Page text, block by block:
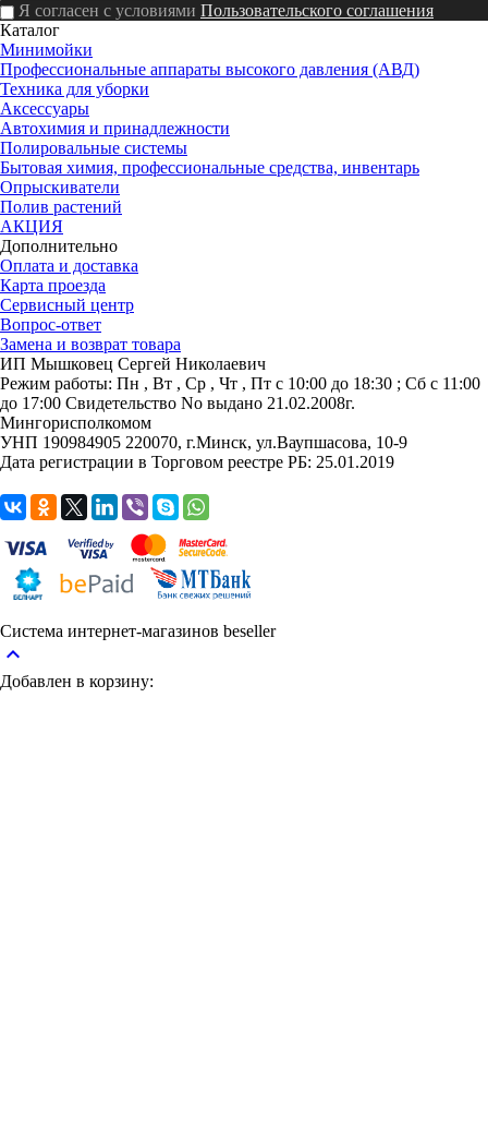
Я согласен с условиями Пользовательского соглашения
Каталог
Минимойки
Профессиональные аппараты высокого давления (АВД)
Техника для уборки
Аксессуары
Автохимия и принадлежности
Полировальные системы
Бытовая химия, профессиональные средства, инвентарь
Опрыскиватели
Полив растений
АКЦИЯ
Дополнительно
Оплата и доставка
Карта проезда
Сервисный центр
Вопрос-ответ
Замена и возврат товара
ИП Мышковец Сергей Николаевич
Режим работы: Пн , Вт , Ср , Чт , Пт c 10:00 до 18:30 ; Сб c 11:00
до 17:00 Свидетельство No выдано 21.02.2008г.
Мингорисполкомом
УНП 190984905 220070, г.Минск, ул.Ваупшасова, 10-9
Дата регистрации в Торговом реестре РБ: 25.01.2019
Система интернет-магазинов beseller
keyboard_arrow_up
Добавлен в корзину: